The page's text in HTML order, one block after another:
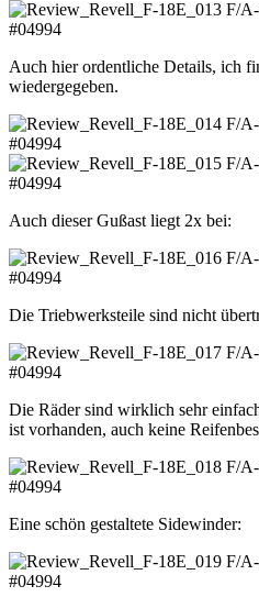
Auch hier ordentliche Details, ich
wiedergegeben.
Auch dieser Gußast liegt 2x bei:
Die Triebwerksteile sind nicht
Die Räder sind wirklich sehr
ist vorhanden, auch keine
Eine schön gestaltete Sidewinder: